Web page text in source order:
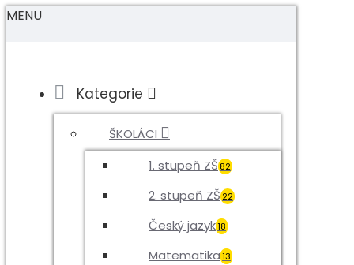
MENU
Kategorie
ŠKOLÁCI
1. stupeň ZŠ 82
2. stupeň ZŠ 22
Český jazyk18
Matematika13